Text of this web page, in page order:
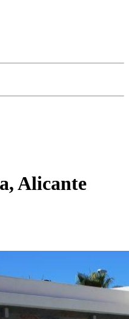
Alicante